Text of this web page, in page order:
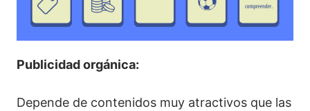
Publicidad orgánica:
Depende de contenidos muy atractivos que las